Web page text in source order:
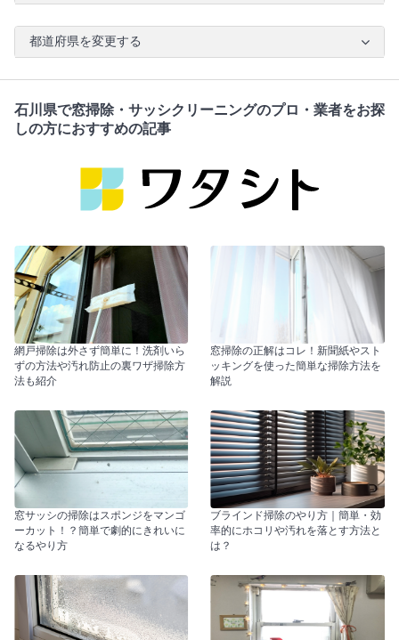
都道府県を変更する
石川県で窓掃除・サッシクリーニングのプロ・業者をお探
しの方におすすめの記事
網戸掃除は外さず簡単に！洗剤いら
ずの方法や汚れ防止の裏ワザ掃除方
法も紹介
窓掃除の正解はコレ！新聞紙やスト
ッキングを使った簡単な掃除方法を
解説
窓サッシの掃除はスポンジをマンゴ
ーカット！？簡単で劇的にきれいに
なるやり方
ブラインド掃除のやり方｜簡単・効
率的にホコリや汚れを落とす方法と
は？